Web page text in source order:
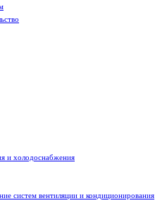
и холодоснабжения
систем вентиляции и кондиционирования